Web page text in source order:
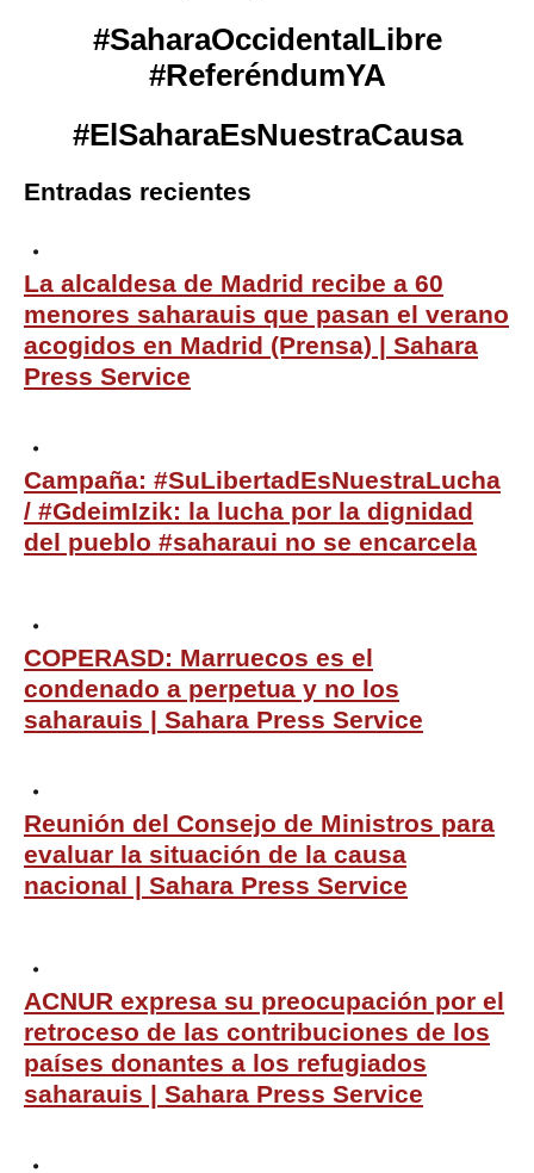
#SaharaOccidentalLibre
#ReferéndumYA
#ElSaharaEsNuestraCausa
Entradas recientes
La alcaldesa de Madrid recibe a 60
menores saharauis que pasan el verano
acogidos en Madrid (Prensa) | Sahara
Press Service
Campaña: #SuLibertadEsNuestraLucha
/ #GdeimIzik: la lucha por la dignidad
del pueblo #saharaui no se encarcela
COPERASD: Marruecos es el
condenado a perpetua y no los
saharauis | Sahara Press Service
Reunión del Consejo de Ministros para
evaluar la situación de la causa
nacional | Sahara Press Service
ACNUR expresa su preocupación por el
retroceso de las contribuciones de los
países donantes a los refugiados
saharauis | Sahara Press Service